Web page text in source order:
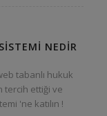
NEDIR
tabanlı hukuk
tercih ettiği ve
'ne katılın !